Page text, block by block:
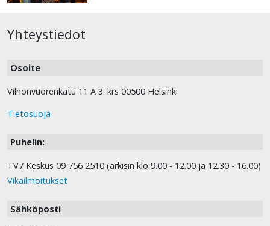
Yhteystiedot
Osoite
Vilhonvuorenkatu 11 A 3. krs 00500 Helsinki
Tietosuoja
Puhelin:
TV7 Keskus 09 756 2510 (arkisin klo 9.00 - 12.00 ja 12.30 - 16.00)
Vikailmoitukset
Sähköposti